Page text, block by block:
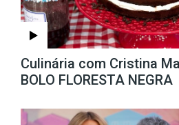
Culinária com Cristina
BOLO FLORESTA NEGRA